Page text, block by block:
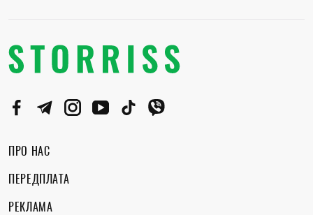
ПРО НАС
ПЕРЕДПЛАТА
РЕКЛАМА